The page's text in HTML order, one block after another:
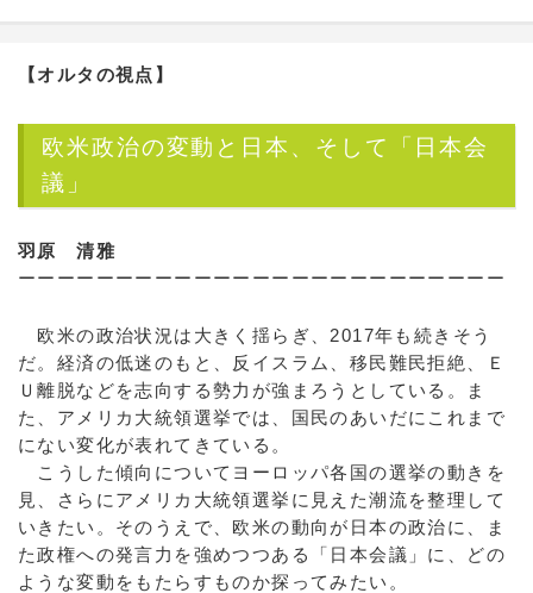
【オルタの視点】
欧米政治の変動と日本、そして「日本会
議」
羽原 清雅
ーーーーーーーーーーーーーーーーーーーーーーーーー
欧米の政治状況は大きく揺らぎ、2017年も続きそう
だ。経済の低迷のもと、反イスラム、移民難民拒絶、Ｅ
Ｕ離脱などを志向する勢力が強まろうとしている。ま
た、アメリカ大統領選挙では、国民のあいだにこれまで
にない変化が表れてきている。
こうした傾向についてヨーロッパ各国の選挙の動きを
見、さらにアメリカ大統領選挙に見えた潮流を整理して
いきたい。そのうえで、欧米の動向が日本の政治に、ま
た政権への発言力を強めつつある「日本会議」に、どの
ような変動をもたらすものか探ってみたい。